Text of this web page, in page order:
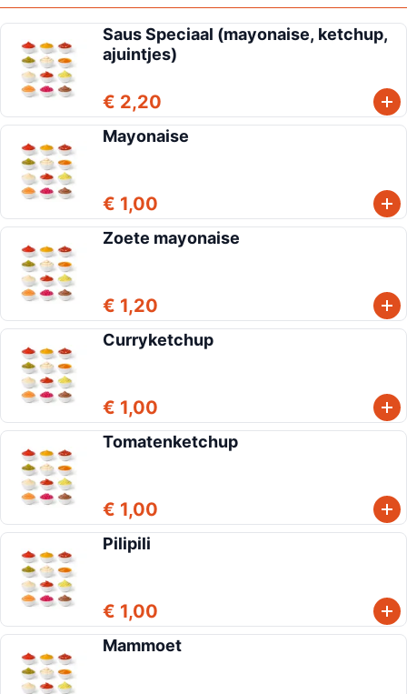
Saus Speciaal (mayonaise, ketchup,
ajuintjes)
€ 2,20
Mayonaise
€ 1,00
Zoete mayonaise
€ 1,20
Curryketchup
€ 1,00
Tomatenketchup
€ 1,00
Pilipili
€ 1,00
Mammoet